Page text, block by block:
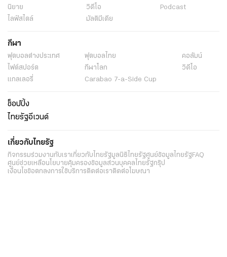
นิยาย
วิดีโอ
Podcast
ไลฟ์สไตล์
มัลติมีเดีย
กีฬา
ฟุตบอลต่่างประเทศ ฟุตบอลไทย
คอลัมน์
ไฟต์สปอร์ต
กีฬาโลก
วิดีโอ
แกลเลอรี่
Carabao 7-a-Side Cup
ช็อปปิ้ง
ไทยรัฐอีเวนต์
เกี่ยวกับไทยรัฐ
กิจกรรมร่วมงานกับเราเกี่ยวกับไทยรัฐมูลนิธิไทยรัฐศูนย์ข้อมูลไทยรัฐFAQ
ศูนย์ช่วยเหลือนโยบายคุ้มครองข้อมูลส่วนบุคคลไทยรัฐกรุ๊ป
เงื่อนไขข้อตกลงการใช้บริการติดต่อเราติดต่อโฆษณา